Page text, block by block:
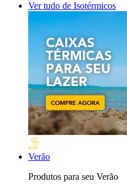
Ver tudo de Isotérmicos
Verão
Produtos para seu Verão